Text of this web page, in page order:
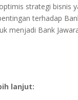
strategi bisnis
terhadap
menjadi Bank
lanjut: